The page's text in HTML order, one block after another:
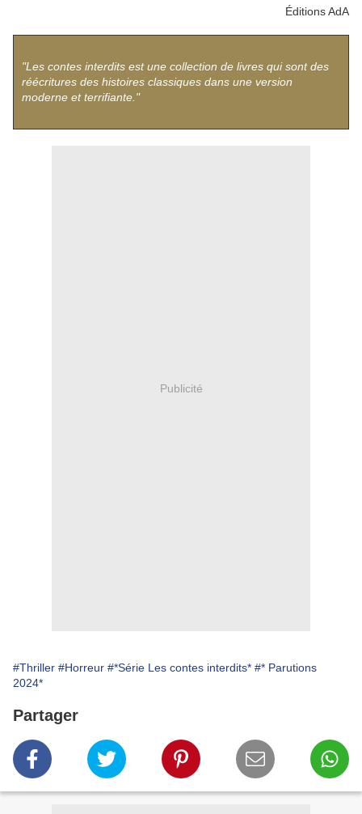
Éditions AdA
"Les contes interdits est une collection de livres qui sont des
réécritures des histoires classiques dans une version
moderne et terrifiante."
Publicité
#Thriller #Horreur #*Série Les contes interdits* #* Parutions
2024*
Partager